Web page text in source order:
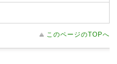
このページのTOPへ